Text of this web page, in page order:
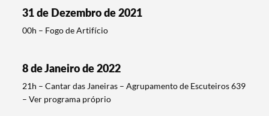
31 de Dezembro de 2021
00h – Fogo de Artifício
8 de Janeiro de 2022
21h – Cantar das Janeiras – Agrupamento de Escuteiros 639
– Ver programa próprio